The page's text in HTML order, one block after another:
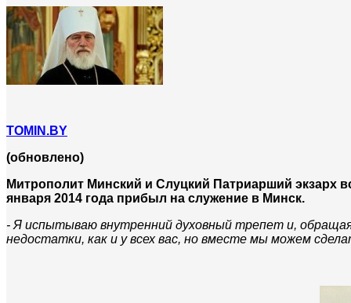
TOMIN.BY
(обновлено)
Митрополит Минский и Слуцкий Патриарший экзарх
января 2014 года прибыл на служение в Минск.
- Я испытываю внутренний духовный трепет и,
недостатки, как и у всех вас, но вместе мы можем